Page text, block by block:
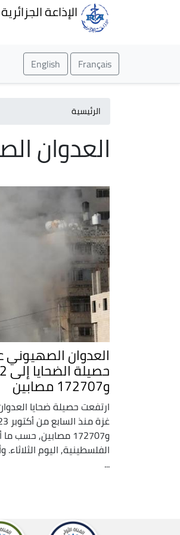
الإذاعة الجزائرية
Français
English
الرئيسية
العدوان
العدوان الصهيوني
و172707 مصابين
ارتفعت حصيلة ضحايا
و172707 مصابين,
الفلسطينية, اليوم
...